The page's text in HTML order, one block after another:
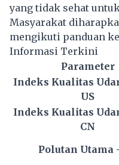
yang tidak sehat
Masyarakat
mengikuti panduan
Informasi Terkini
Parameter
Indeks Kualitas
US
Indeks Kualitas
CN
Polutan Utama